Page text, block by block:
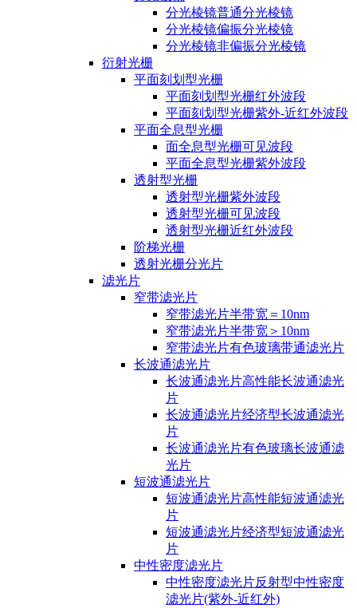
分光棱镜普通分光棱镜
分光棱镜偏振分光棱镜
分光棱镜非偏振分光棱镜
衍射光栅
平面刻划型光栅
平面刻划型光栅红外波段
平面刻划型光栅紫外-近红外波段
平面全息型光栅
面全息型光栅可见波段
平面全息型光栅紫外波段
透射型光栅
透射型光栅紫外波段
透射型光栅可见波段
透射型光栅近红外波段
阶梯光栅
透射光栅分光片
滤光片
窄带滤光片
窄带滤光片半带宽＝10nm
窄带滤光片半带宽＞10nm
窄带滤光片有色玻璃带通滤光片
长波通滤光片
长波通滤光片高性能长波通滤光
片
长波通滤光片经济型长波通滤光
片
长波通滤光片有色玻璃长波通滤
光片
短波通滤光片
短波通滤光片高性能短波通滤光
片
短波通滤光片经济型短波通滤光
片
中性密度滤光片
中性密度滤光片反射型中性密度
滤光片(紫外-近红外)